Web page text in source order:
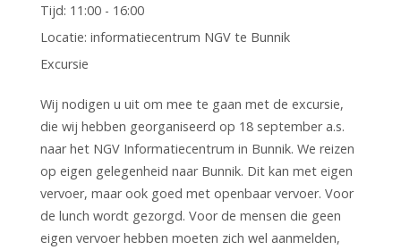
Tijd: 11:00 - 16:00
Locatie: informatiecentrum NGV te Bunnik
Excursie
Wij nodigen u uit om mee te gaan met de excursie,
die wij hebben georganiseerd op 18 september a.s.
naar het NGV Informatiecentrum in Bunnik. We reizen
op eigen gelegenheid naar Bunnik. Dit kan met eigen
vervoer, maar ook goed met openbaar vervoer. Voor
de lunch wordt gezorgd. Voor de mensen die geen
eigen vervoer hebben moeten zich wel aanmelden,